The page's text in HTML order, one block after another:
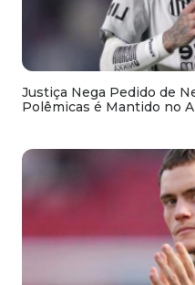
Justiça Nega Pedido de
Polêmicas é Mantido no